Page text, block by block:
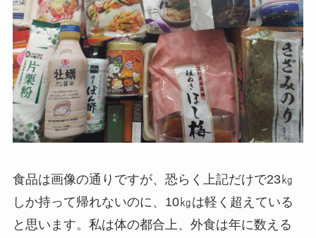
食品は画像の通りですが、恐らく上記だけで23㎏
しか持って帰れないのに、10㎏は軽く超えている
と思います。私は体の都合上、外食は年に数える